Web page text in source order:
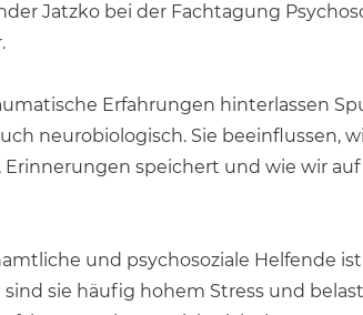
Jatzko bei der Fachtagung
Erfahrungen hinterlassen
neurobiologisch. Sie beeinflussen,
Erinnerungen speichert und wie wir auf
und psychosoziale Helfende
sie häufig hohem Stress und